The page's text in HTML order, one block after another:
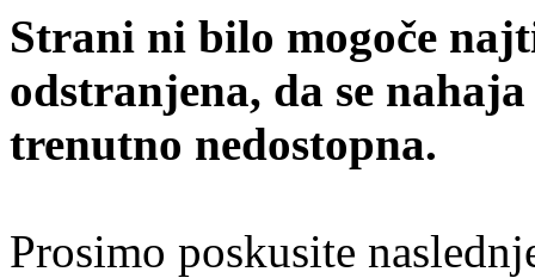
Strani ni bilo mogoče
odstranjena, da se
trenutno nedostopna.
Prosimo poskusite